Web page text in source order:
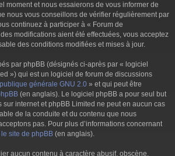
moment et nous essaierons de vous informer de
nous vous conseillons de vérifier régulièrement par
continuez à participer à « Forum de
modifications aient été effectuées, vous acceptez
des conditions modifiées et mises à jour.
par phpBB (désignés ci-après par « logiciel
») qui est un logiciel de forum de discussions
générale GNU 2.0 » et qui peut être
(en anglais). Le logiciel phpBB a pour seul but
sur internet et phpBB Limited ne peut en aucun cas
de la conduite et du contenu que nous
pas. Pour plus d’informations concernant
le site de phpBB (en anglais).
aucun contenu à caractère abusif, obscène,